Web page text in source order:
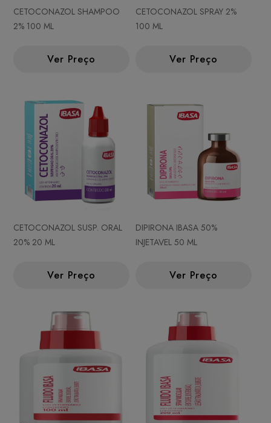
CETOCONAZOL SHAMPOO
2% 100 ML
Ver Preço
CETOCONAZOL SPRAY 2%
100 ML
Ver Preço
CETOCONAZOL SUSP. ORAL
20% 20 ML
Ver Preço
DIPIRONA IBASA 50%
INJETAVEL 50 ML
Ver Preço